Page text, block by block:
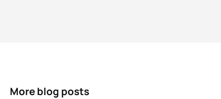
More blog posts